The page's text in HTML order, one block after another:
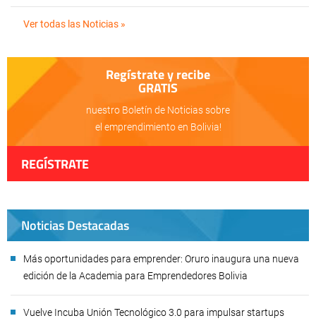
Ver todas las Noticias »
Regístrate y recibe
GRATIS
nuestro Boletín de Noticias sobre
el emprendimiento en Bolivia!
REGÍSTRATE
Noticias Destacadas
Más oportunidades para emprender: Oruro inaugura una nueva
edición de la Academia para Emprendedores Bolivia
Vuelve Incuba Unión Tecnológico 3.0 para impulsar startups